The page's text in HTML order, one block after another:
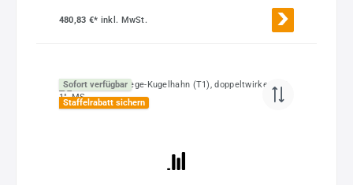
480,83 €* inkl. MwSt.
Sofort verfügbar
Staffelrabatt sichern